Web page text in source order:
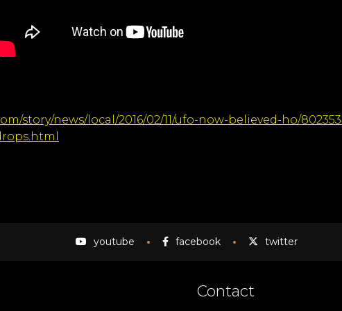
story/news/local/2016/02/11/ufo-now-believed-ho/
youtube facebook twitter
Contact